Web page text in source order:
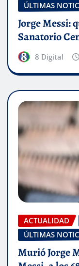
ÚLTIMAS
Jorge Messi:
Sanatorio
8 Digital
ACTUALIDAD
ÚLTIMAS
Murió Jorge